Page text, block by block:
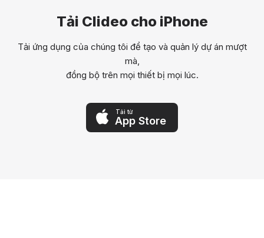
Tải Clideo cho iPhone
Tải ứng dụng của chúng tôi để tạo và quản lý dự án mượt
mà,
đồng bộ trên mọi thiết bị mọi lúc.
Tải từ
App Store